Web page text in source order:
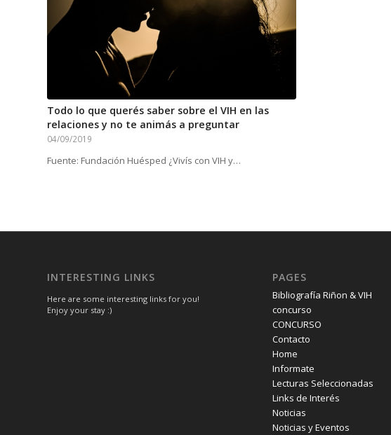
Todo lo que querés saber sobre el VIH en las
relaciones y no te animás a preguntar
04/09/2019
Fuente: Fundación Huésped ¿Vivís con VIH y…
INTERESTING LINKS
Here are some interesting links for you!
Enjoy your stay :)
PAGES
Bibliografía Riñon & VIH
concurso
CONCURSO
Contacto
Home
Informate
Lecturas Seleccionadas
Links de Interés
Noticias
Noticias y Eventos